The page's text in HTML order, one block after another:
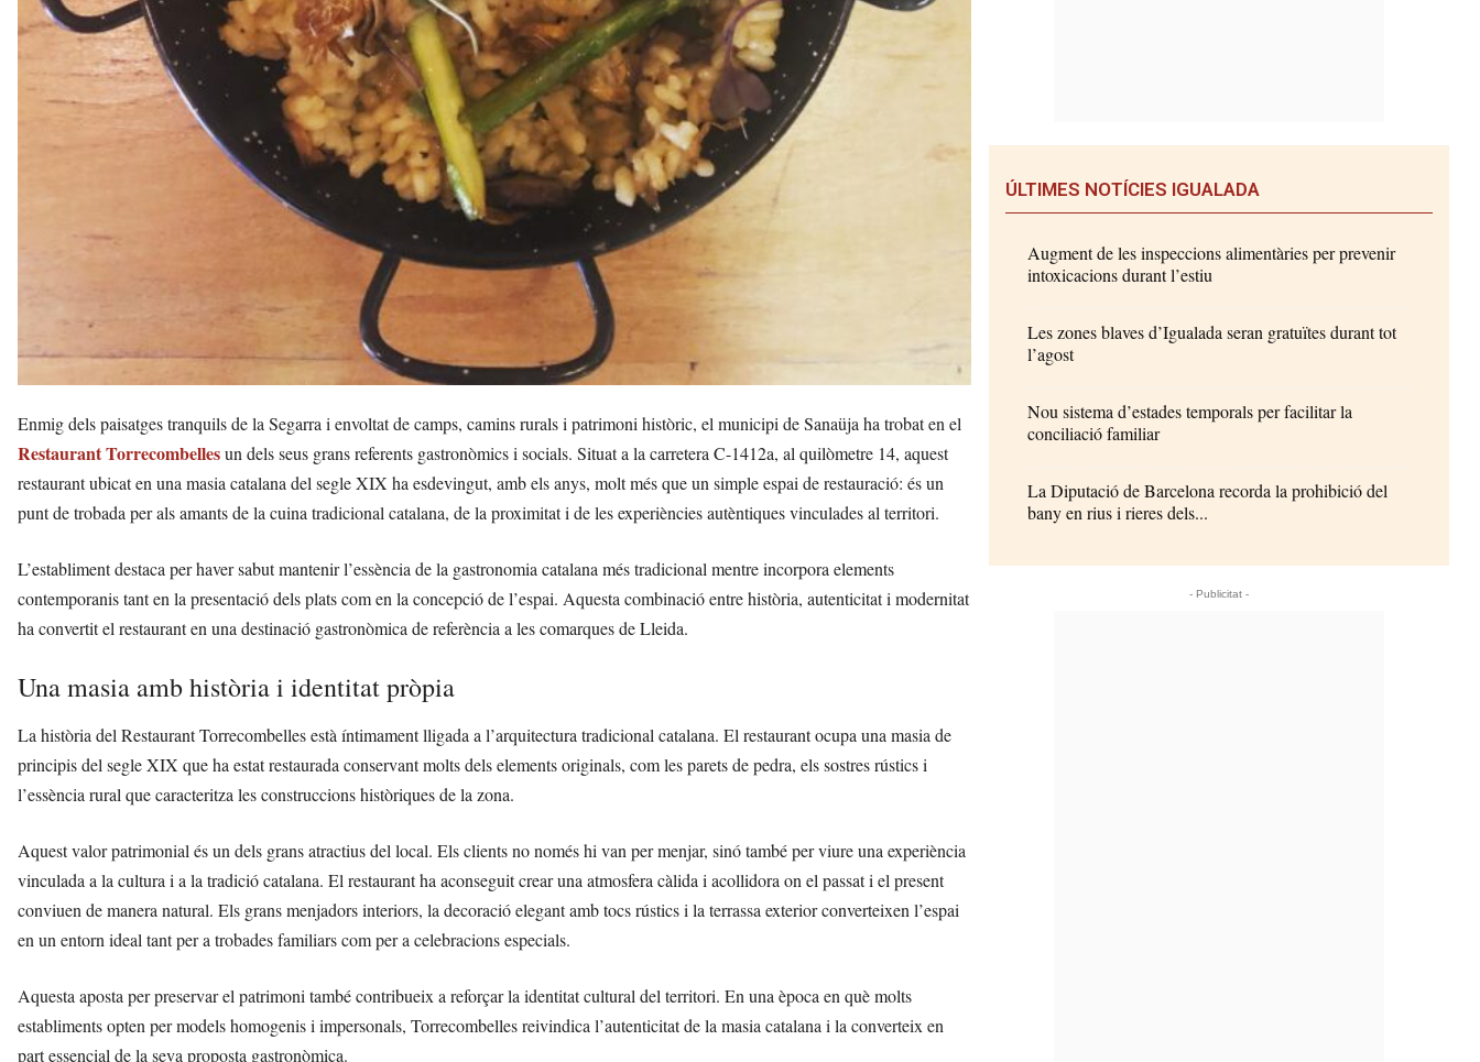
Enmig dels paisatges tranquils de la Segarra i envoltat de camps, camins rurals i patrimoni històric, el municipi de Sanaüja ha trobat en el
Restaurant Torrecombellesun dels seus grans referents gastronòmics i socials. Situat a la carretera C-1412a, al quilòmetre 14, aquest
restaurant ubicat en una masia catalana del segle XIX ha esdevingut, amb els anys, molt més que un simple espai de restauració: és un
punt de trobada per als amants de la cuina tradicional catalana, de la proximitat i de les experiències autèntiques vinculades al territori.
L’establiment destaca per haver sabut mantenir l’essència de la gastronomia catalana més tradicional mentre incorpora elements
contemporanis tant en la presentació dels plats com en la concepció de l’espai. Aquesta combinació entre història, autenticitat i modernitat
ha convertit el restaurant en una destinació gastronòmica de referència a les comarques de Lleida.
Una masia amb història i identitat pròpia
La història del Restaurant Torrecombelles està íntimament lligada a l’arquitectura tradicional catalana. El restaurant ocupa una masia de
principis del segle XIX que ha estat restaurada conservant molts dels elements originals, com les parets de pedra, els sostres rústics i
l’essència rural que caracteritza les construccions històriques de la zona.
Aquest valor patrimonial és un dels grans atractius del local. Els clients no només hi van per menjar, sinó també per viure una experiència
vinculada a la cultura i a la tradició catalana. El restaurant ha aconseguit crear una atmosfera càlida i acollidora on el passat i el present
conviuen de manera natural. Els grans menjadors interiors, la decoració elegant amb tocs rústics i la terrassa exterior converteixen l’espai
en un entorn ideal tant per a trobades familiars com per a celebracions especials.
Aquesta aposta per preservar el patrimoni també contribueix a reforçar la identitat cultural del territori. En una època en què molts
establiments opten per models homogenis i impersonals, Torrecombelles reivindica l’autenticitat de la masia catalana i la converteix en
part essencial de la seva proposta gastronòmica.
ÚLTIMES NOTÍCIES IGUALADA
Augment de les inspeccions alimentàries per prevenir
intoxicacions durant l’estiu
Les zones blaves d’Igualada seran gratuïtes durant tot
l’agost
Nou sistema d’estades temporals per facilitar la
conciliació familiar
La Diputació de Barcelona recorda la prohibició del
bany en rius i rieres dels...
- Publicitat -